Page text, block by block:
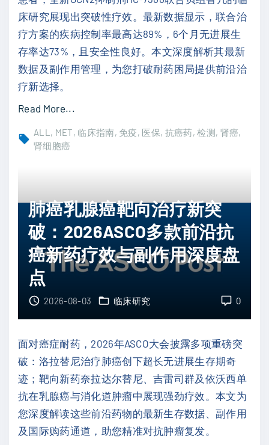
缓
解
率
翻
倍
破
方
案
突
破
：
帕
D
T
降
低
0
%
移
或
死
亡
风
险
床研究展现出突破性疗效。最新数据显示，联合治
疗方案的疾病控制率最高达89%，6个月无进展生
存率达73%，且安全性良好。本文深度解析其最新
数据及副作用管理，为您打破耐药困局提供前沿治
疗新选择。
Read More..."
疗
新
突
破
H
C
7
3
6
6
联
合
ALL MET 临床指南 免疫 医保 抗癌药 检测 肾癌
肾细胞癌
肺癌乳腺癌靶向治疗新突
破：2026ASCO多款前沿抗
癌新药疗效与副作用深度盘
点
0
2026-08-03 临床研究
面对癌症耐药，2026年ASCO大会披露多项重磅突
破：洛拉替尼治疗肺癌创下超长无进展生存期奇
迹；靶向新药奈拉达尔替尼、吉雷司群及依沃西单
抗在乳腺癌与消化道肿瘤中展现强劲疗效。本文为
您深度解读这些前沿药物的最新生存数据、副作用
及国际购药通道，助您精准对抗肿瘤复发。